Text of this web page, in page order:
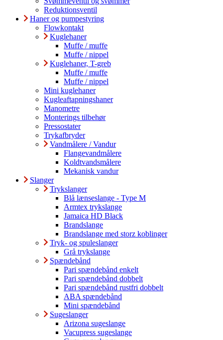
Reduktionsventil
Haner og pumpestyring
Flowkontakt
Kuglehaner
Muffe / muffe
Muffe / nippel
Kuglehaner, T-greb
Muffe / muffe
Muffe / nippel
Mini kuglehaner
Kugleaftapningshaner
Manometre
Monterings tilbehør
Pressostater
Trykafbryder
Vandmålere / Vandur
Flangevandmålere
Koldtvandsmålere
Mekanisk vandur
Slanger
Trykslanger
Blå lænseslange - Type M
Armtex trykslange
Jamaica HD Black
Brandslange
Brandslange med storz koblinger
Tryk- og spuleslanger
Grå trykslange
Spændebånd
Pari spændebånd enkelt
Pari spændebånd dobbelt
Pari spændebånd rustfri dobbelt
ABA spændebånd
Mini spændebånd
Sugeslanger
Arizona sugeslange
Vacupress sugeslange